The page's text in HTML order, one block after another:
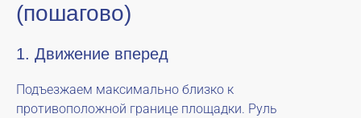
(пошагово)
1. Движение вперед
Подъезжаем максимально близко к
противоположной границе площадки. Руль